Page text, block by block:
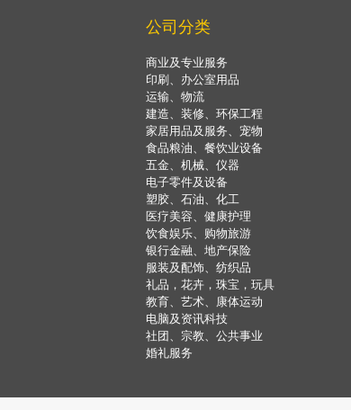
公司分类
商业及专业服务
印刷、办公室用品
运输、物流
建造、装修、环保工程
家居用品及服务、宠物
食品粮油、餐饮业设备
五金、机械、仪器
电子零件及设备
塑胶、石油、化工
医疗美容、健康护理
饮食娱乐、购物旅游
银行金融、地产保险
服装及配饰、纺织品
礼品，花卉，珠宝，玩具
教育、艺术、康体运动
电脑及资讯科技
社团、宗教、公共事业
婚礼服务